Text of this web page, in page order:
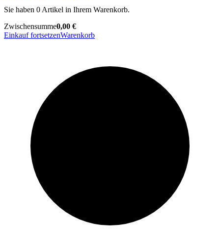
Sie haben 0 Artikel in Ihrem Warenkorb.
Zwischensumme0,00 €
Einkauf fortsetzenWarenkorb